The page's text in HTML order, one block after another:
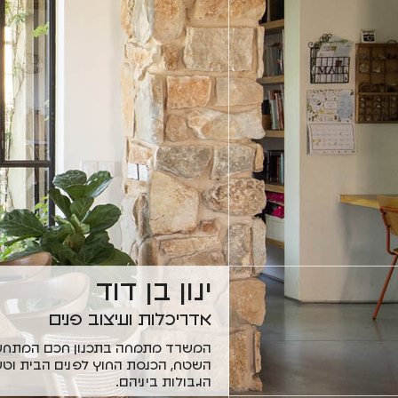
ינון בן דוד
המשרד מתמחה בתכנון חכם
השטח, הכנסת החוץ לפנים הבית
הגבולות ביניהם.
אדריכלות ועיצוב פנים